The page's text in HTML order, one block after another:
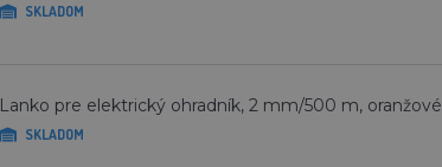
SKLADOM
Lanko pre elektrický ohradník, 2 mm/500 m, oranžové
SKLADOM